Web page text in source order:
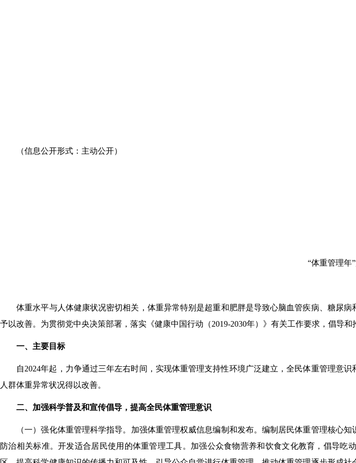
（信息公开形式：主动公开）
“体重管理年
体重水平与人体健康状况密切相关，体重异常特别是超重和肥胖是导致心脑血管疾病、糖尿
予以改善。 为贯彻党中央决策部署，落实《健康中国行动（2019-2030年）》有关工作要求， 倡导和
一、 主要目标
自2024年起，力争通过三年左右时间，实现体重管理支持性环境广泛建立，全民体重管理意
人群体重异常状况得以改善。
二、 加强科学普及和宣传倡导，提高全民体重管理意识
（一）强化体重管理科学指导。 加强体重管理权威信息编制 和发布。编制居民体重管理核心知
防治相关标准。开发适合居民使用的体重管理工具。加强公众食物营养和饮食文化教育，倡导吃